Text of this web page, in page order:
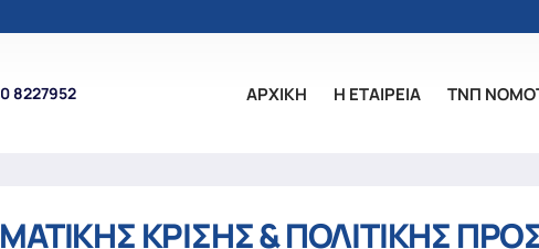
8227952 ΑΡΧΙΚΗ Η ΕΤΑΙΡΕΙΑ ΤΝΠ
ΚΡΙΣΗΣ & ΠΟΛΙΤΙΚΗΣ